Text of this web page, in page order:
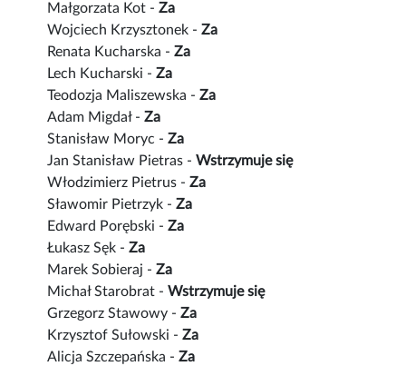
Małgorzata Kot -Za
Wojciech Krzysztonek -Za
Renata Kucharska -Za
Lech Kucharski -Za
Teodozja Maliszewska -Za
Adam Migdał -Za
Stanisław Moryc -Za
Jan Stanisław Pietras -Wstrzymuje się
Włodzimierz Pietrus -Za
Sławomir Pietrzyk -Za
Edward Porębski -Za
Łukasz Sęk -Za
Marek Sobieraj -Za
Michał Starobrat -Wstrzymuje się
Grzegorz Stawowy -Za
Krzysztof Sułowski -Za
Alicja Szczepańska -Za